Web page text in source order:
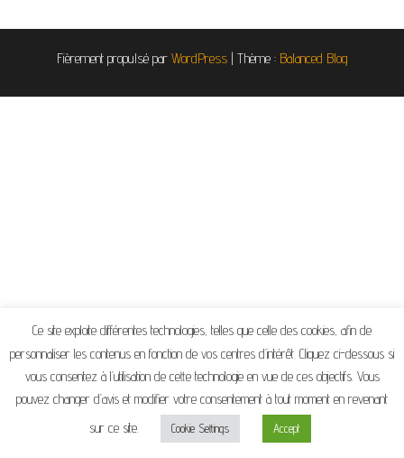
Fièrement propulsé par WordPress | Thème : Balanced Blog
Ce site exploite différentes technologies, telles que celle des cookies, afin de
personnaliser les contenus en fonction de vos centres d’intérêt. Cliquez ci-dessous si
vous consentez à l’utilisation de cette technologie en vue de ces objectifs. Vous
pouvez changer d’avis et modifier votre consentement à tout moment en revenant
sur ce site.
Cookie Settings Accept